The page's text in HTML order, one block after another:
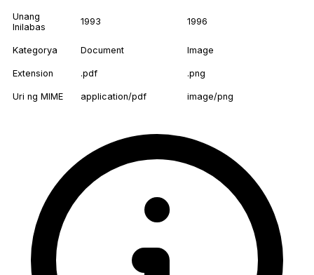
Unang
Inilabas
1993 1996
Kategorya Document Image
Extension .pdf .png
Uri ng MIME application/pdf image/png